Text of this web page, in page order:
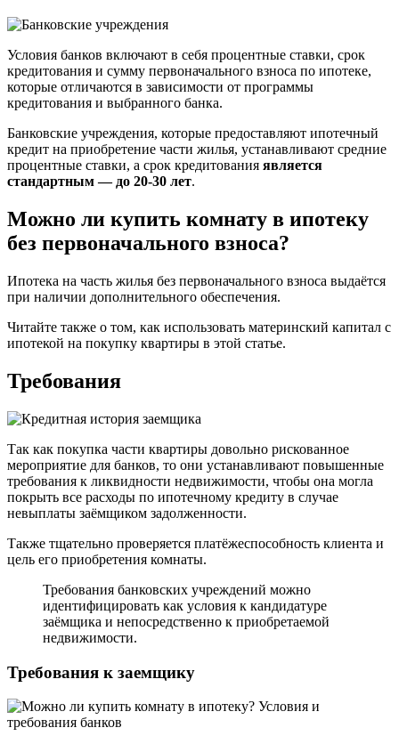
Условия банков включают в себя процентные ставки, срок
кредитования и сумму первоначального взноса по ипотеке,
которые отличаются в зависимости от программы
кредитования и выбранного банка.
Банковские учреждения, которые предоставляют ипотечный
кредит на приобретение части жилья, устанавливают средние
процентные ставки, а срок кредитования является
стандартным — до 20-30 лет.
Можно ли купить комнату в ипотеку
без первоначального взноса?
Ипотека на часть жилья без первоначального взноса выдаётся
при наличии дополнительного обеспечения.
Читайте также о том, как использовать материнский капитал с
ипотекой на покупку квартиры в этой статье.
Требования
Так как покупка части квартиры довольно рискованное
мероприятие для банков, то они устанавливают повышенные
требования к ликвидности недвижимости, чтобы она могла
покрыть все расходы по ипотечному кредиту в случае
невыплаты заёмщиком задолженности.
Также тщательно проверяется платёжеспособность клиента и
цель его приобретения комнаты.
Требования банковских учреждений можно
идентифицировать как условия к кандидатуре
заёмщика и непосредственно к приобретаемой
недвижимости.
Требования к заемщику